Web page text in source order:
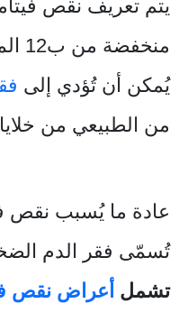
يُمكن أن تُؤدي إلى
من الطبيعي من
تُسمّى فقر الدم
تشمل أعراض نقص